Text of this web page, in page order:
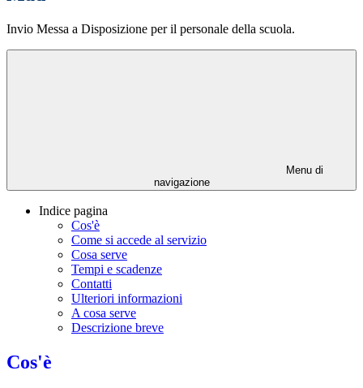
Invio Messa a Disposizione per il personale della scuola.
Menu di
navigazione
Indice pagina
Cos'è
Come si accede al servizio
Cosa serve
Tempi e scadenze
Contatti
Ulteriori informazioni
A cosa serve
Descrizione breve
Cos'è